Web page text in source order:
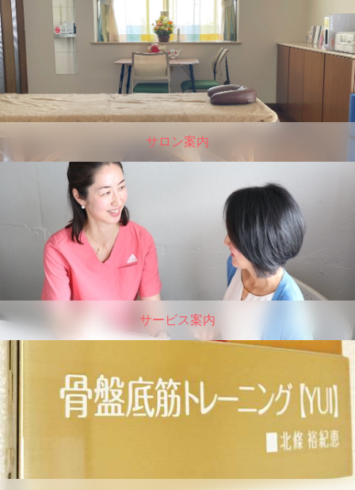
サロン案内
サービス案内